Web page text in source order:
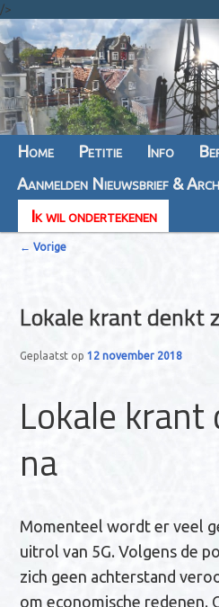
/>
Hoofdmenu
Spring
naar
de
primaire
Spring
naar
de
secundaire
Home Petitie Info
Aanmelden Nieuwsbrief &
Ik wil ondertekenen
B
i
g
a
t
i
← Vorige
Lokale krant denkt
Geplaatst op12 november 2018
Lokale
na
Momenteel wordt er veel
uitrol van 5G. Volgens de
zich geen achterstand
om economische redenen.